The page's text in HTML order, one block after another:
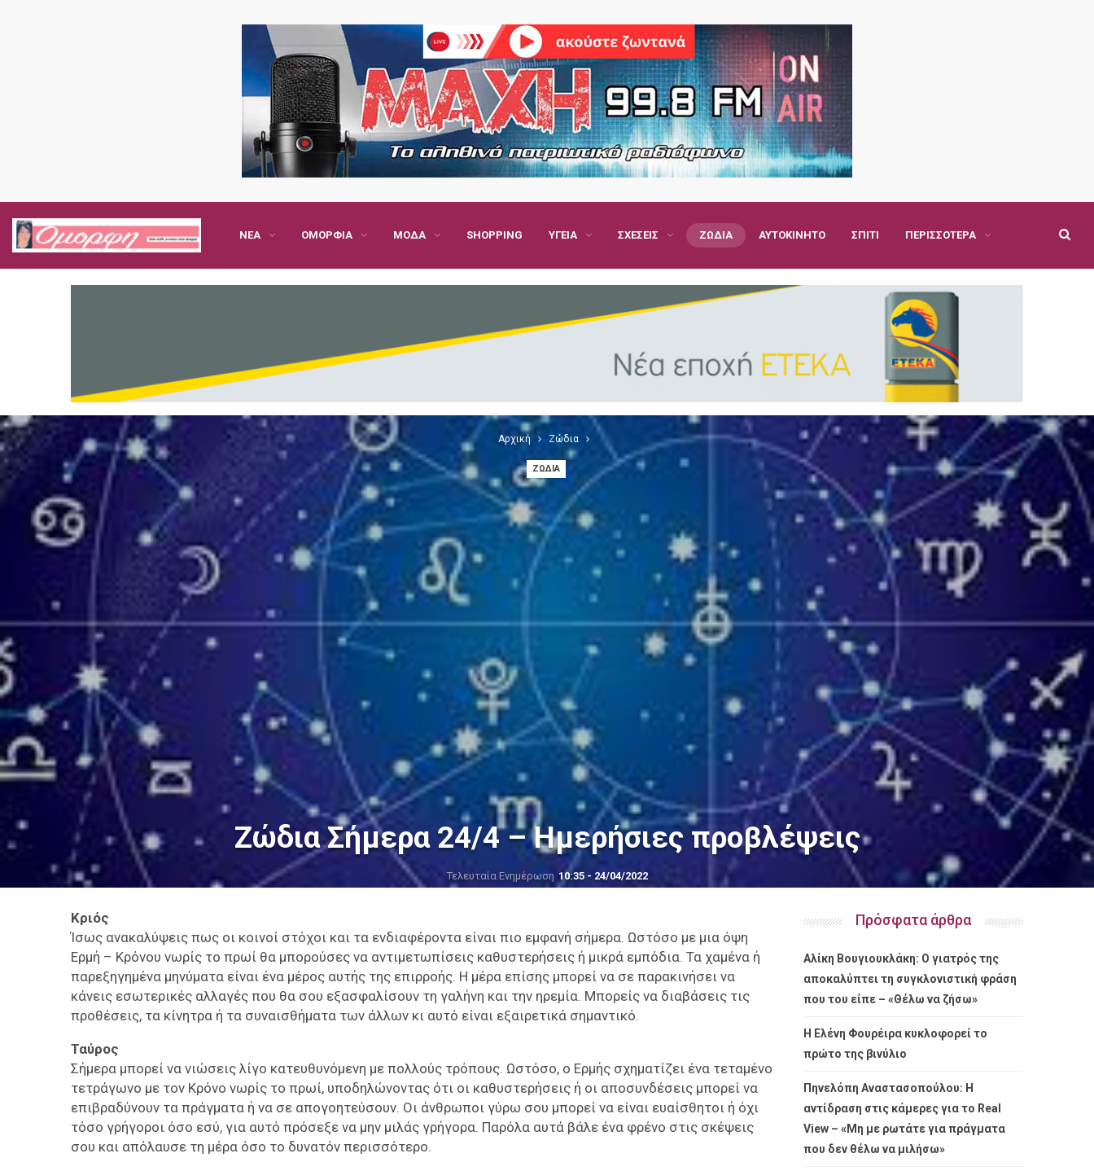
ΝΈΑ ΟΜΟΡΦΙΆ ΜΌΔΑ SHOPPING ΥΓΕΊΑ ΣΧΈΣΕΙΣ ΖΏΔΙΑ ΑΥΤΟΚΊΝΗΤΟ ΣΠΊΤΙ ΠΕΡΙΣΣΌΤΕΡΑ
Αρχική Ζώδια
ΖΏΔΙΑ
Ζώδια Σήμερα 24/4 – Ημερήσιες προβλέψεις
Τελευταία Ενημέρωση 10:35 - 24/04/2022
Κριός
Ίσως ανακαλύψεις πως οι κοινοί στόχοι και τα ενδιαφέροντα είναι πιο εμφανή σήμερα. Ωστόσο με μια όψη
Ερμή – Κρόνου νωρίς το πρωί θα μπορούσες να αντιμετωπίσεις καθυστερήσεις ή μικρά εμπόδια. Τα χαμένα ή
παρεξηγημένα μηνύματα είναι ένα μέρος αυτής της επιρροής. Η μέρα επίσης μπορεί να σε παρακινήσει να
κάνεις εσωτερικές αλλαγές που θα σου εξασφαλίσουν τη γαλήνη και την ηρεμία. Μπορείς να διαβάσεις τις
προθέσεις, τα κίνητρα ή τα συναισθήματα των άλλων κι αυτό είναι εξαιρετικά σημαντικό.
Ταύρος
Σήμερα μπορεί να νιώσεις λίγο κατευθυνόμενη με πολλούς τρόπους. Ωστόσο, ο Ερμής σχηματίζει ένα τεταμένο
τετράγωνο με τον Κρόνο νωρίς το πρωί, υποδηλώνοντας ότι οι καθυστερήσεις ή οι αποσυνδέσεις μπορεί να
επιβραδύνουν τα πράγματα ή να σε απογοητεύσουν. Οι άνθρωποι γύρω σου μπορεί να είναι ευαίσθητοι ή όχι
τόσο γρήγοροι όσο εσύ, για αυτό πρόσεξε να μην μιλάς γρήγορα. Παρόλα αυτά βάλε ένα φρένο στις σκέψεις
σου και απόλαυσε τη μέρα όσο το δυνατόν περισσότερο.
Πρόσφατα άρθρα
Αλίκη Βουγιουκλάκη: Ο γιατρός της
αποκαλύπτει τη συγκλονιστική φράση
που του είπε – «Θέλω να ζήσω»
Η Ελένη Φουρέιρα κυκλοφορεί το
πρώτο της βινύλιο
Πηνελόπη Αναστασοπούλου: Η
αντίδραση στις κάμερες για το Real
View – «Μη με ρωτάτε για πράγματα
που δεν θέλω να μιλήσω»